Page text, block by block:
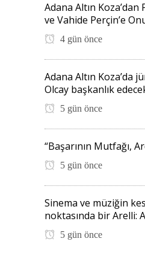
Adana Altın
ve Vahide Perçin’e
4 gün önce
Adana Altın Koza’da
Olcay başkanlık
5 gün önce
“Başarının Mutfağı,
5 gün önce
Sinema ve müziğin
noktasında bir Arelli:
5 gün önce